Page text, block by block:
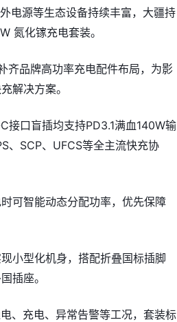
电源等生态设备持续丰富，大疆持
氮化镓充电套装。
齐品牌高功率充电配件布局，为影
解决方案。
接口盲插均支持PD3.1满血140W输
、SCP、UFCS等全主流快充协
可智能动态分配功率，优先保障
小型化机身，搭配折叠国标插脚
插座。
、充电、异常告警等工况，套装标